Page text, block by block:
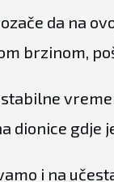
da na
brzinom,
dionice gdje
i na